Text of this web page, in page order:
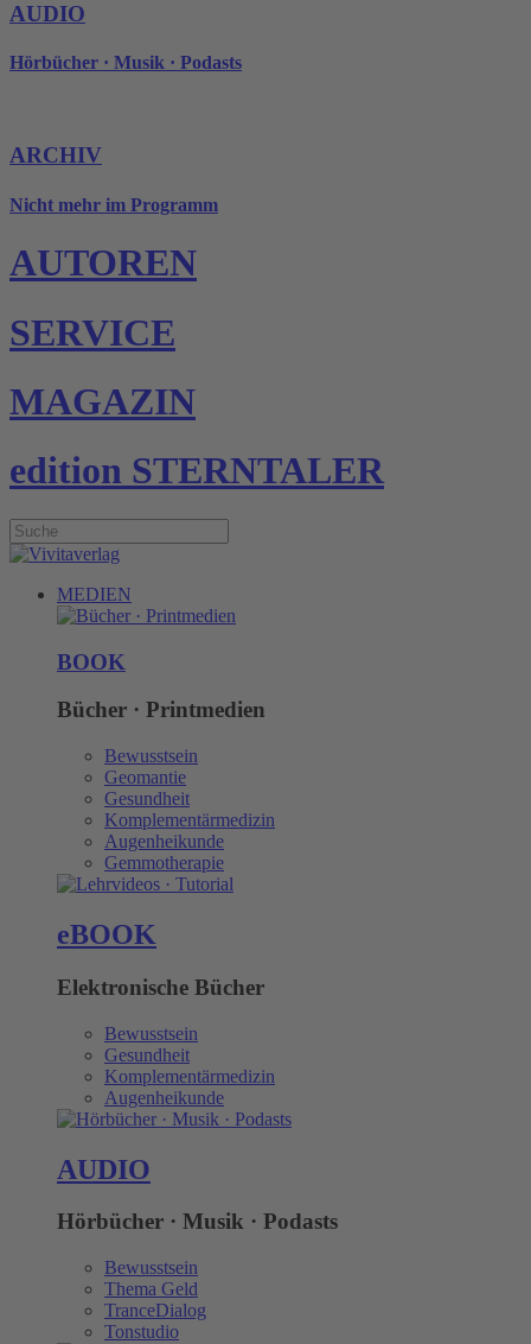
AUDIO
Hörbücher · Musik · Podasts
ARCHIV
Nicht mehr im Programm
AUTOREN
SERVICE
MAGAZIN
edition STERNTALER
MEDIEN
BOOK
Bücher · Printmedien
Bewusstsein
Geomantie
Gesundheit
Komplementärmedizin
Augenheikunde
Gemmotherapie
eBOOK
Elektronische Bücher
Bewusstsein
Gesundheit
Komplementärmedizin
Augenheikunde
AUDIO
Hörbücher · Musik · Podasts
Bewusstsein
Thema Geld
TranceDialog
Tonstudio